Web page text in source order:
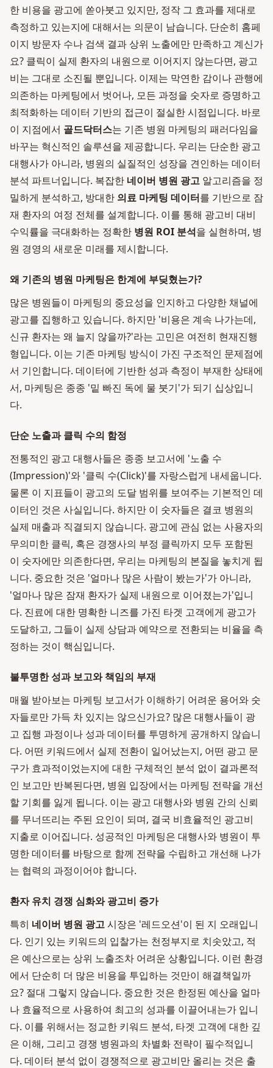
한 비용을 광고에 쏟아붓고 있지만, 정작 그 효과를 제대로
측정하고 있는지에 대해서는 의문이 남습니다. 단순히 홈페
이지 방문자 수나 검색 결과 상위 노출에만 만족하고 계신가
요? 클릭이 실제 환자의 내원으로 이어지지 않는다면, 광고
비는 그대로 소진될 뿐입니다. 이제는 막연한 감이나 관행에
의존하는 마케팅에서 벗어나, 모든 과정을 숫자로 증명하고
최적화하는 데이터 기반의 접근이 절실한 시점입니다. 바로
이 지점에서 골드닥터스는 기존 병원 마케팅의 패러다임을
바꾸는 혁신적인 솔루션을 제공합니다. 우리는 단순한 광고
대행사가 아니라, 병원의 실질적인 성장을 견인하는 데이터
분석 파트너입니다. 복잡한 네이버 병원 광고 알고리즘을 정
밀하게 분석하고, 방대한 의료 마케팅 데이터를 기반으로 잠
재 환자의 여정 전체를 설계합니다. 이를 통해 광고비 대비
수익률을 극대화하는 정확한 병원 ROI 분석을 실현하며, 병
원 경영의 새로운 미래를 제시합니다.
왜 기존의 병원 마케팅은 한계에 부딪혔는가?
많은 병원들이 마케팅의 중요성을 인지하고 다양한 채널에
광고를 집행하고 있습니다. 하지만 '비용은 계속 나가는데,
신규 환자는 왜 늘지 않을까?'라는 고민은 여전히 현재진행
형입니다. 이는 기존 마케팅 방식이 가진 구조적인 문제점에
서 기인합니다. 데이터에 기반한 성과 측정이 부재한 상태에
서, 마케팅은 종종 '밑 빠진 독에 물 붓기'가 되기 십상입니
다.
단순 노출과 클릭 수의 함정
전통적인 광고 대행사들은 종종 보고서에 '노출 수
(Impression)'와 '클릭 수(Click)'를 자랑스럽게 내세웁니다.
물론 이 지표들이 광고의 도달 범위를 보여주는 기본적인 데
이터인 것은 사실입니다. 하지만 이 숫자들은 결코 병원의
실제 매출과 직결되지 않습니다. 광고에 관심 없는 사용자의
무의미한 클릭, 혹은 경쟁사의 부정 클릭까지 모두 포함된
이 숫자에만 의존한다면, 우리는 마케팅의 본질을 놓치게 됩
니다. 중요한 것은 '얼마나 많은 사람이 봤는가'가 아니라,
'얼마나 많은 잠재 환자가 실제 내원으로 이어졌는가'입니
다. 진료에 대한 명확한 니즈를 가진 타겟 고객에게 광고가
도달하고, 그들이 실제 상담과 예약으로 전환되는 비율을 측
정하는 것이 핵심입니다.
불투명한 성과 보고와 책임의 부재
매월 받아보는 마케팅 보고서가 이해하기 어려운 용어와 숫
자들로만 가득 차 있지는 않으신가요? 많은 대행사들이 광
고 집행 과정이나 성과 데이터를 투명하게 공개하지 않습니
다. 어떤 키워드에서 실제 전환이 일어났는지, 어떤 광고 문
구가 효과적이었는지에 대한 구체적인 분석 없이 결과론적
인 보고만 반복된다면, 병원 입장에서는 마케팅 전략을 개선
할 기회를 잃게 됩니다. 이는 광고 대행사와 병원 간의 신뢰
를 무너뜨리는 주된 요인이 되며, 결국 비효율적인 광고비
지출로 이어집니다. 성공적인 마케팅은 대행사와 병원이 투
명한 데이터를 바탕으로 함께 전략을 수립하고 개선해 나가
는 협력의 과정이어야 합니다.
환자 유치 경쟁 심화와 광고비 증가
특히 네이버 병원 광고시장은 '레드오션'이 된 지 오래입니
다. 인기 있는 키워드의 입찰가는 천정부지로 치솟았고, 적
은 예산으로는 상위 노출조차 어려운 상황입니다. 이런 환경
에서 단순히 더 많은 비용을 투입하는 것만이 해결책일까
요? 절대 그렇지 않습니다. 중요한 것은 한정된 예산을 얼마
나 효율적으로 사용하여 최고의 성과를 이끌어내는가 입니
다. 이를 위해서는 정교한 키워드 분석, 타겟 고객에 대한 깊
은 이해, 그리고 경쟁 병원과의 차별화 전략이 필수적입니
다. 데이터 분석 없이 경쟁적으로 광고비만 올리는 것은 출